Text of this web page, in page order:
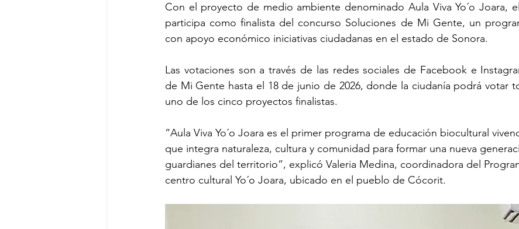
Con el proyecto de medio ambiente denominado Aula Viva Yo´o Joara,
participa como finalista del concurso Soluciones de Mi Gente, un
con apoyo económico iniciativas ciudadanas en el estado de Sonora.
Las votaciones son a través de las redes sociales de Facebook e
de Mi Gente hasta el 18 de junio de 2026, donde la ciudanía podrá votar
uno de los cinco proyectos finalistas.
“Aula Viva Yo´o Joara es el primer programa de educación biocultural
que integra naturaleza, cultura y comunidad para formar una nueva
guardianes del territorio”, explicó Valeria Medina, coordinadora del
centro cultural Yo´o Joara, ubicado en el pueblo de Cócorit.